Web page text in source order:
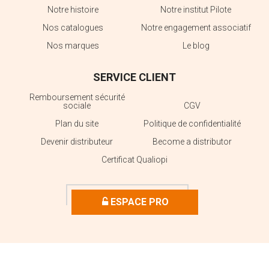
Notre histoire
Notre institut Pilote
Nos catalogues
Notre engagement associatif
Nos marques
Le blog
SERVICE CLIENT
Remboursement sécurité
sociale
CGV
Plan du site
Politique de confidentialité
Devenir distributeur
Become a distributor
Certificat Qualiopi
ESPACE PRO